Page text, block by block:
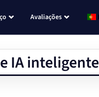
Avaliações
IA inteligente